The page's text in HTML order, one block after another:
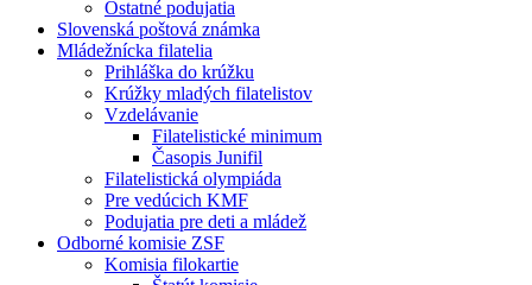
Ostatné podujatia
Slovenská poštová známka
Mládežnícka filatelia
Prihláška do krúžku
Krúžky mladých filatelistov
Vzdelávanie
Filatelistické minimum
Časopis Junifil
Filatelistická olympiáda
Pre vedúcich KMF
Podujatia pre deti a mládež
Odborné komisie ZSF
Komisia filokartie